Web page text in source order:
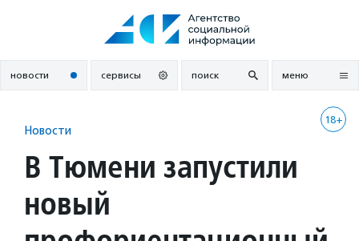
новости сервисы поиск меню
18+
Новости
В Тюмени запустили
новый